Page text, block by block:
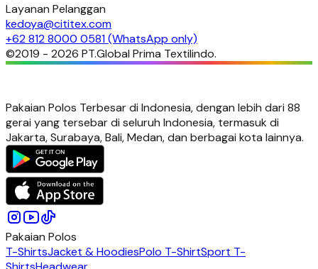
Layanan Pelanggan
kedoya@cititex.com
+62 812 8000 0581 (WhatsApp only)
©2019 - 2026 PT.Global Prima Textilindo.
Pakaian Polos Terbesar di Indonesia, dengan lebih dari 88
gerai yang tersebar di seluruh Indonesia, termasuk di
Jakarta, Surabaya, Bali, Medan, dan berbagai kota lainnya.
Pakaian Polos
T-ShirtsJacket & HoodiesPolo T-ShirtSport T-